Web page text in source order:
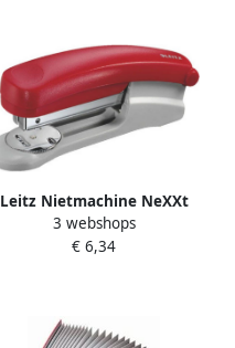
Leitz Nietmachine NeXXt
5501 25vel 24 6 rood
3 webshops
€ 6,34